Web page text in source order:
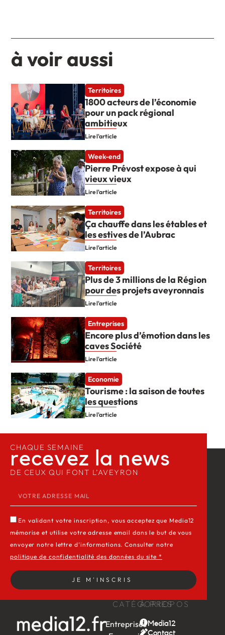
à voir aussi
Territoires
1800 acteurs de l’économie
pour un pack régional
ambitieux
Lire l'article
Week-end
Pierre Prévost expose à qui
vieux vieux
Lire l'article
Territoires
Ça chauffe dans les étables et
les estives de l’Aubrac
Lire l'article
Territoires
Plus de 3 millions de la Région
pour des projets aveyronnais
Lire l'article
Entreprises
Encore plus d’émotion dans les
caves Société
Lire l'article
Economie
Tourisme : la saison de toutes
les questions
Lire l'article
CATÉGORIES
Entreprises
À PROPOS
Media12
Contact
CHAQUE SEMAINE
recevez la news​
DE CEUX QUI FONT L’AVEYRON
En validant votre inscription, vous acceptez que Media12
mémorise et utilise votre adresse email dans le but de vous
envoyer notre lettre d’informations. Consulter notre
politique de confidentialité des données du site *
JE M'INSCRIS